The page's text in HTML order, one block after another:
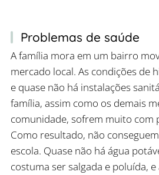
Problemas de saúde
A família mora em um bairro
mercado local. As condições de
e quase não há instalações
família, assim como os demais
comunidade, sofrem muito com
Como resultado, não
escola. Quase não há água
costuma ser salgada e poluída,